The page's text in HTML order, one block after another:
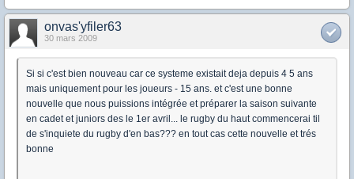
onvas'yfiler63
30 mars 2009
Si si c'est bien nouveau car ce systeme existait deja depuis 4 5 ans
mais uniquement pour les joueurs - 15 ans. et c'est une bonne
nouvelle que nous puissions intégrée et préparer la saison suivante
en cadet et juniors des le 1er avril... le rugby du haut commencerai til
de s'inquiete du rugby d'en bas??? en tout cas cette nouvelle et trés
bonne